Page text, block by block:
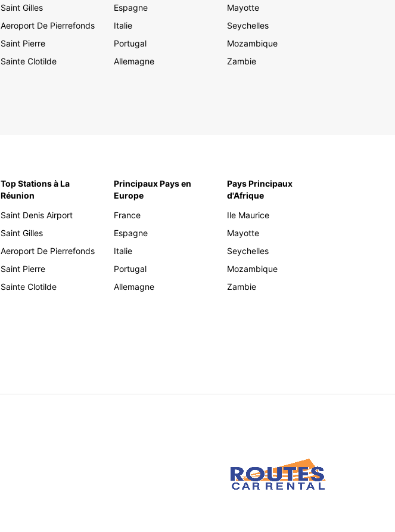
Saint Gilles
Aeroport De Pierrefonds
Saint Pierre
Sainte Clotilde
Espagne
Italie
Portugal
Allemagne
Mayotte
Seychelles
Mozambique
Zambie
Top Stations à La
Réunion
Saint Denis Airport
Saint Gilles
Aeroport De Pierrefonds
Saint Pierre
Sainte Clotilde
Principaux Pays en
Europe
France
Espagne
Italie
Portugal
Allemagne
Pays Principaux
d'Afrique
Ile Maurice
Mayotte
Seychelles
Mozambique
Zambie